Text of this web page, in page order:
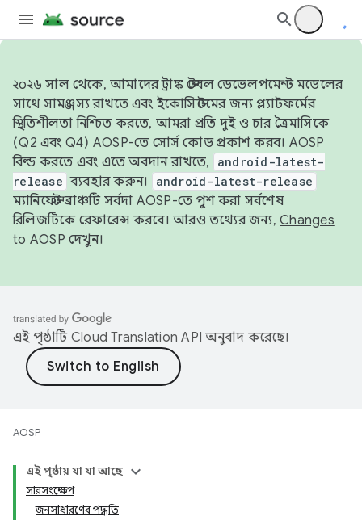
২০২৬ সাল থেকে, আমাদের ট্রাঙ্ক স্টেবল ডেভেলপমেন্ট মডেলের
সাথে সামঞ্জস্য রাখতে এবং ইকোসিস্টেমের জন্য প্ল্যাটফর্মের
স্থিতিশীলতা নিশ্চিত করতে, আমরা প্রতি দুই ও চার ত্রৈমাসিকে
(Q2 এবং Q4) AOSP-তে সোর্স কোড প্রকাশ করব। AOSP
বিল্ড করতে এবং এতে অবদান রাখতে,
android-latest-
release ব্যবহার করুন। android-latest-release
ম্যানিফেস্ট ব্রাঞ্চটি সর্বদা AOSP-তে পুশ করা সর্বশেষ
রিলিজটিকে রেফারেন্স করবে। আরও তথ্যের জন্য, Changes
to AOSP দেখুন।
এই পৃষ্ঠাটি Cloud Translation API অনুবাদ করেছে।
AOSP
এই পৃষ্ঠায় যা যা আছে
সারসংক্ষেপ
জনসাধারণের পদ্ধতি